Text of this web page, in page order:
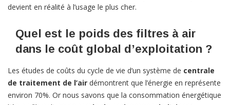
devient en réalité à l’usage le plus cher.
Quel est le poids des filtres à air
dans le coût global d’exploitation ?
Les études de coûts du cycle de vie d’un système de centrale
de traitement de l’air démontrent que l’énergie en représente
environ 70%. Or nous savons que la consommation énergétique